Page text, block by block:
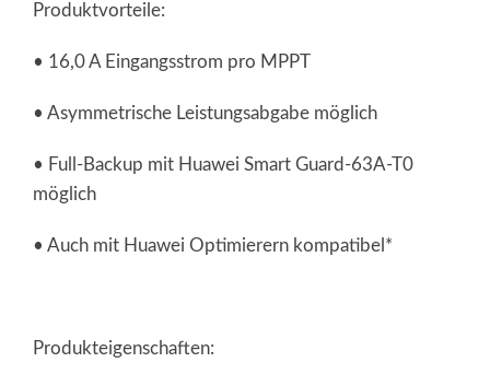
Produktvorteile:
• 16,0 A Eingangsstrom pro MPPT
• Asymmetrische Leistungsabgabe möglich
• Full-Backup mit Huawei Smart Guard-63A-T0
möglich
• Auch mit Huawei Optimierern kompatibel*
Produkteigenschaften: